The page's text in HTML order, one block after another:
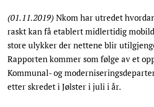
(01.11.2019) Nkom har utredet
raskt kan få etablert midlertidig
store ulykker der nettene blir
Rapporten kommer som følge av et
Kommunal- og
etter skredet i Jølster i juli i år.